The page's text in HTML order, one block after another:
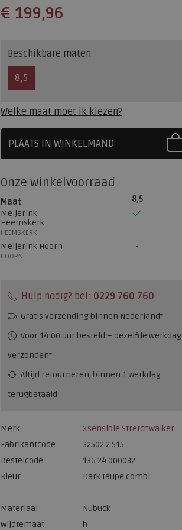
€ 199,96
Beschikbare maten
8,5
Welke maat moet ik kiezen?
PLAATS IN WINKELMAND
Onze winkelvoorraad
Maat
8,5
Meijerink
Heemskerk
HEEMSKERK
Meijerink Hoorn
HOORN
Hulp nodig? bel: 0229 760 760
Gratis verzending binnen Nederland*
Voor 14:00 uur besteld = dezelfde werkdag
verzonden*
Altijd retourneren, binnen 1 werkdag
terugbetaald
Merk
Xsensible Stretchwalker
Fabrikantcode
32502.2.515
Bestelcode
136.24.000032
Kleur
Dark taupe combi
Materiaal
Nubuck
Wijdtemaat
h